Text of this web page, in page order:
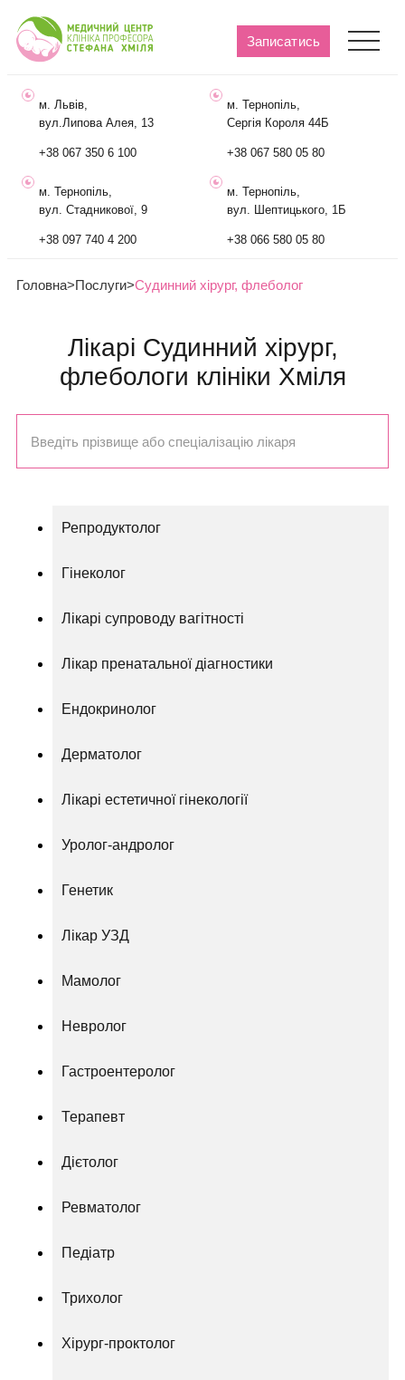
м. Львів,
вул.Липова Алея, 13
+38 067 350 6 100
м. Тернопіль,
Сергія Короля 44Б
+38 067 580 05 80
м. Тернопіль,
вул. Стадникової, 9
+38 097 740 4 200
м. Тернопіль,
вул. Шептицького, 1Б
+38 066 580 05 80
Записатись
Головна>Послуги>Судинний хірург, флеболог
Лікарі Судинний хірург,
флебологи клініки Хміля
Репродуктолог
Гінеколог
Лікарі супроводу вагітності
Лікар пренатальної діагностики
Ендокринолог
Дерматолог
Лікарі естетичної гінекології
Уролог-андролог
Генетик
Лікар УЗД
Мамолог
Невролог
Гастроентеролог
Терапевт
Дієтолог
Ревматолог
Педіатр
Трихолог
Хірург-проктолог